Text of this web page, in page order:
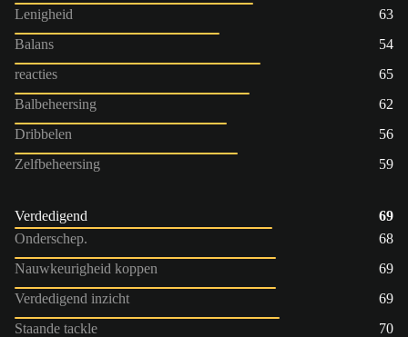
Lenigheid
63
Balans
54
reacties
65
Balbeheersing
62
Dribbelen
56
Zelfbeheersing
59
Verdedigend
69
Onderschep.
68
Nauwkeurigheid koppen
69
Verdedigend inzicht
69
Staande tackle
70